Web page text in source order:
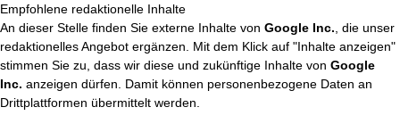
Empfohlene redaktionelle Inhalte
An dieser Stelle finden Sie externe Inhalte von Google Inc. , die unser
redaktionelles Angebot ergänzen. Mit dem Klick auf "Inhalte anzeigen"
stimmen Sie zu, dass wir diese und zukünftige Inhalte von Google
Inc. anzeigen dürfen. Damit können personenbezogene Daten an
Drittplattformen übermittelt werden.